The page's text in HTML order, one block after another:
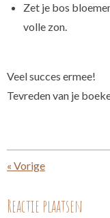
Zet je bos
volle zon.
Veel succes ermee!
Tevreden van je
« Vorige
Reactie plaatsen